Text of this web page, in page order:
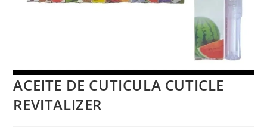
ACEITE DE CUTICULA CUTICLE
REVITALIZER